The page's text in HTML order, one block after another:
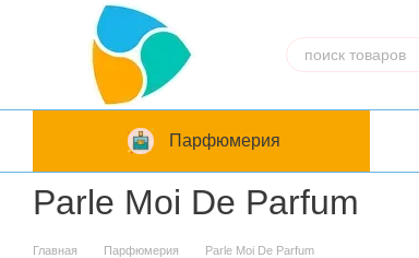
Перейти к основному контенту
Парфюмерия
Parle Moi De Parfum
Главная Парфюмерия Parle Moi De Parfum